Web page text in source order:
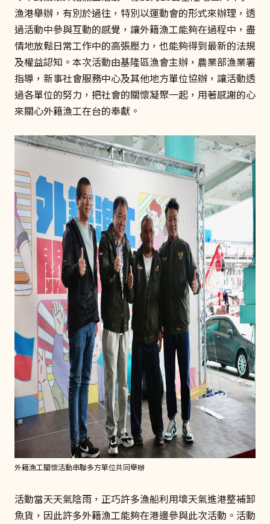
漁港舉辦，有別於過往，特別以運動會的形式來辦理，透
過活動中參與互動的感覺，讓外籍漁工能夠在過程中，盡
情地放鬆日常工作中的高張壓力，也能夠得到最新的法規
及權益認知。本次活動由基隆區漁會主辦，農業部漁業署
指導，新事社會服務中心及其他地方單位協辦，讓活動透
過各單位的努力，把社會的關懷凝聚一起，用著感謝的心
來關心外籍漁工在台的奉獻。
外籍漁工關懷活動串聯多方單位共同舉辦
活動當天天氣陰雨，正巧許多漁船利用壞天氣進港整補卸
魚貨，因此許多外籍漁工能夠在港邊參與此次活動。活動